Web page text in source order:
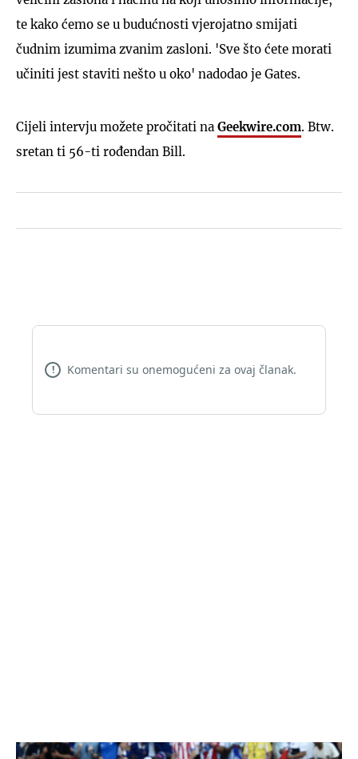
te kako ćemo se u budućnosti vjerojatno smijati
čudnim izumima zvanim zasloni. 'Sve što ćete morati
učiniti jest staviti nešto u oko' nadodao je Gates.
Cijeli intervju možete pročitati na Geekwire.com. Btw.
sretan ti 56-ti rođendan Bill.
! Komentari su onemogućeni za ovaj članak.